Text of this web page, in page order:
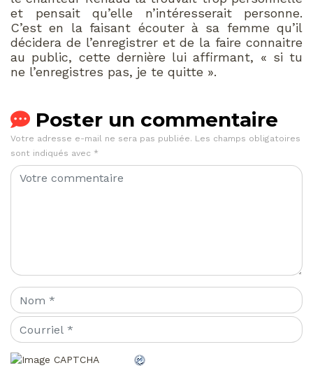
et pensait qu’elle n’intéresserait personne.
C’est en la faisant écouter à sa femme qu’il
décidera de l’enregistrer et de la faire connaitre
au public, cette dernière lui affirmant, « si tu
ne l’enregistres pas, je te quitte ».
Poster un commentaire
Votre adresse e-mail ne sera pas publiée. Les champs obligatoires
sont indiqués avec *